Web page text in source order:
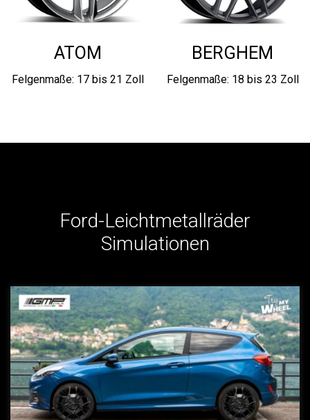
ATOM
Felgenmaße: 17 bis 21 Zoll
BERGHEM
Felgenmaße: 18 bis 23 Zoll
Ford-Leichtmetallräder
Simulationen